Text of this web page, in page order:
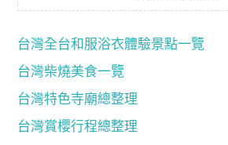
台灣全台和服浴衣體驗景點一覽
台灣柴燒美食一覽
台灣特色寺廟總整理
台灣賞櫻行程總整理